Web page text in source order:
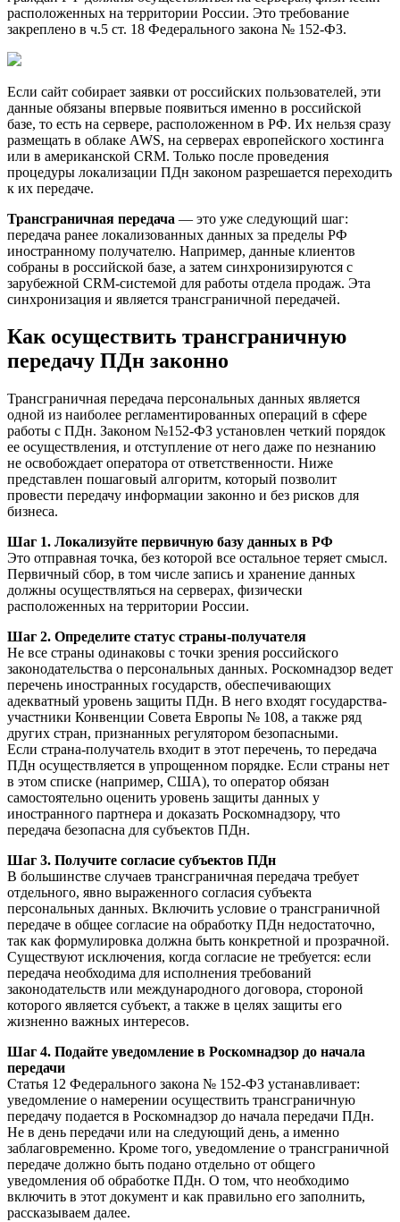
расположенных на территории России. Это требование
закреплено в ч.5 ст. 18 Федерального закона № 152-ФЗ.
Если сайт собирает заявки от российских пользователей, эти
данные обязаны впервые появиться именно в российской
базе, то есть на сервере, расположенном в РФ. Их нельзя сразу
размещать в облаке AWS, на серверах европейского хостинга
или в американской CRM. Только после проведения
процедуры локализации ПДн законом разрешается переходить
к их передаче.
Трансграничная передача — это уже следующий шаг:
передача ранее локализованных данных за пределы РФ
иностранному получателю. Например, данные клиентов
собраны в российской базе, а затем синхронизируются с
зарубежной CRM-системой для работы отдела продаж. Эта
синхронизация и является трансграничной передачей.
Как осуществить трансграничную
передачу ПДн законно
Трансграничная передача персональных данных является
одной из наиболее регламентированных операций в сфере
работы с ПДн. Законом №152-ФЗ установлен четкий порядок
ее осуществления, и отступление от него даже по незнанию
не освобождает оператора от ответственности. Ниже
представлен пошаговый алгоритм, который позволит
провести передачу информации законно и без рисков для
бизнеса.
Шаг 1. Локализуйте первичную базу данных в РФ
Это отправная точка, без которой все остальное теряет смысл.
Первичный сбор, в том числе запись и хранение данных
должны осуществляться на серверах, физически
расположенных на территории России.
Шаг 2. Определите статус страны-получателя
Не все страны одинаковы с точки зрения российского
законодательства о персональных данных. Роскомнадзор ведет
перечень иностранных государств, обеспечивающих
адекватный уровень защиты ПДн. В него входят государства-
участники Конвенции Совета Европы № 108, а также ряд
других стран, признанных регулятором безопасными.
Если страна-получатель входит в этот перечень, то передача
ПДн осуществляется в упрощенном порядке. Если страны нет
в этом списке (например, США), то оператор обязан
самостоятельно оценить уровень защиты данных у
иностранного партнера и доказать Роскомнадзору, что
передача безопасна для субъектов ПДн.
Шаг 3. Получите согласие субъектов ПДн
В большинстве случаев трансграничная передача требует
отдельного, явно выраженного согласия субъекта
персональных данных. Включить условие о трансграничной
передаче в общее согласие на обработку ПДн недостаточно,
так как формулировка должна быть конкретной и прозрачной.
Существуют исключения, когда согласие не требуется: если
передача необходима для исполнения требований
законодательств или международного договора, стороной
которого является субъект, а также в целях защиты его
жизненно важных интересов.
Шаг 4. Подайте уведомление в Роскомнадзор до начала
передачи
Статья 12 Федерального закона № 152-ФЗ устанавливает:
уведомление о намерении осуществить трансграничную
передачу подается в Роскомнадзор до начала передачи ПДн.
Не в день передачи или на следующий день, а именно
заблаговременно. Кроме того, уведомление о трансграничной
передаче должно быть подано отдельно от общего
уведомления об обработке ПДн. О том, что необходимо
включить в этот документ и как правильно его заполнить,
рассказываем далее.